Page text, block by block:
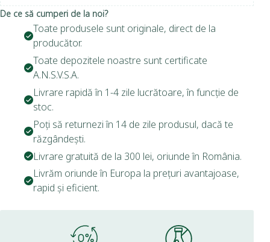
De ce să cumperi de la noi?
Toate produsele sunt originale, direct de la
producător.
Toate depozitele noastre sunt certificate
A.N.S.V.S.A.
Livrare rapidă în 1-4 zile lucrătoare, în funcție de
stoc.
Poți să returnezi în 14 de zile produsul, dacă te
răzgândești.
Livrare gratuită de la 300 lei, oriunde în România.
Livrăm oriunde în Europa la prețuri avantajoase,
rapid și eficient.